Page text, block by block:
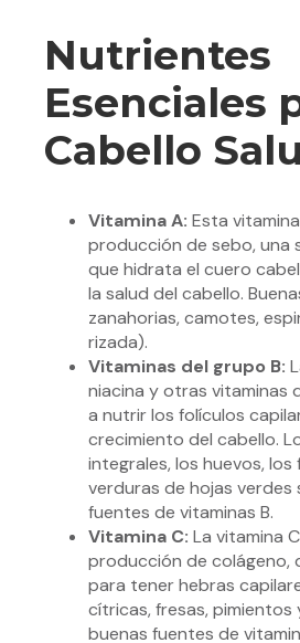
Nutrientes
Esenciales
Cabello
Vitamina A: Esta
producción de sebo, una
que hidrata el cuero
la salud del cabello.
zanahorias, camotes,
rizada).
Vitaminas del grupo B:
niacina y otras vitaminas
a nutrir los folículos
crecimiento del cabello.
integrales, los huevos,
verduras de hojas verdes
fuentes de vitaminas B.
Vitamina C: La vitamina
producción de colágeno,
para tener hebras
cítricas, fresas, pimientos
buenas fuentes de